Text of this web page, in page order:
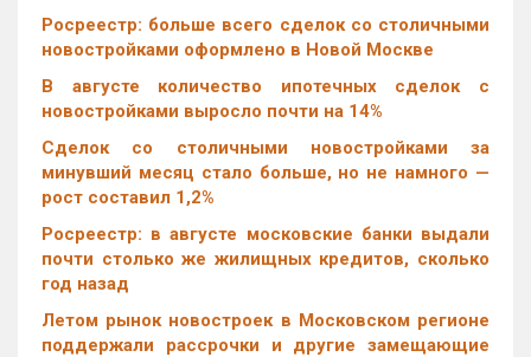
Росреестр: больше всего сделок со столичными
новостройками оформлено в Новой Москве
В августе количество ипотечных сделок с
новостройками выросло почти на 14%
Cделок со столичными новостройками за
минувший месяц стало больше, но не намного —
рост составил 1,2%
Росреестр: в августе московские банки выдали
почти столько же жилищных кредитов, сколько
год назад
Летом рынок новостроек в Московском регионе
поддержали рассрочки и другие замещающие